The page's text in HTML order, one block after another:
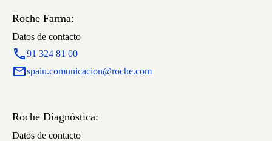
Roche Farma:
Datos de contacto
91 324 81 00
spain.comunicacion@roche.com
Roche Diagnóstica:
Datos de contacto